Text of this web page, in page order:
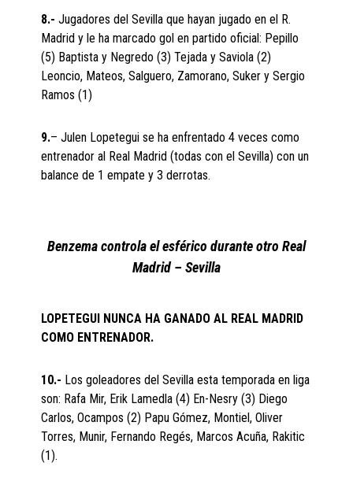
8.- Jugadores del Sevilla que hayan jugado en el R.
Madrid y le ha marcado gol en partido oficial: Pepillo
(5) Baptista y Negredo (3) Tejada y Saviola (2)
Leoncio, Mateos, Salguero, Zamorano, Suker y Sergio
Ramos (1)
9.– Julen Lopetegui se ha enfrentado 4 veces como
entrenador al Real Madrid (todas con el Sevilla) con un
balance de 1 empate y 3 derrotas.
Benzema controla el esférico durante otro Real
Madrid – Sevilla
LOPETEGUI NUNCA HA GANADO AL REAL MADRID
COMO ENTRENADOR.
10.- Los goleadores del Sevilla esta temporada en liga
son: Rafa Mir, Erik Lamedla (4) En-Nesry (3) Diego
Carlos, Ocampos (2) Papu Gómez, Montiel, Oliver
Torres, Munir, Fernando Regés, Marcos Acuña, Rakitic
(1).